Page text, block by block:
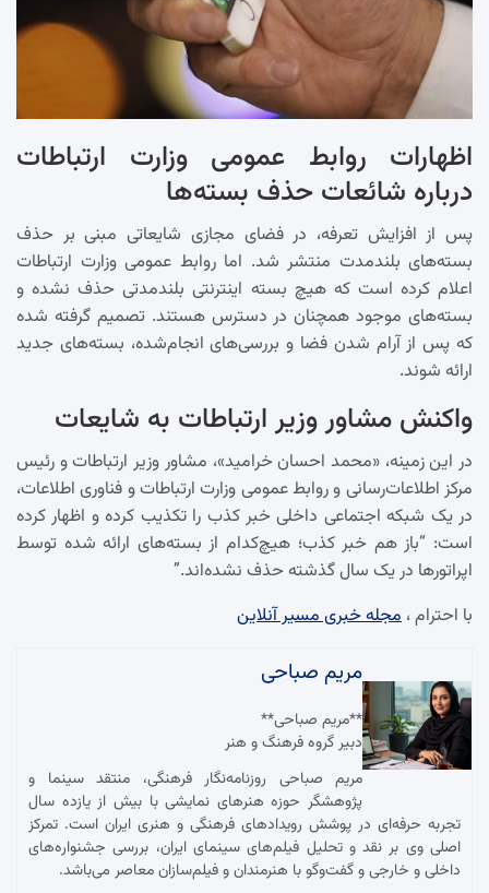
اظهارات روابط عمومی وزارت ارتباطات
درباره شائعات حذف بسته‌ها
پس از افزایش تعرفه، در فضای مجازی شایعاتی مبنی بر حذف
بسته‌های بلندمدت منتشر شد. اما روابط عمومی وزارت ارتباطات
اعلام کرده است که هیچ بسته اینترنتی بلندمدتی حذف نشده و
بسته‌های موجود همچنان در دسترس هستند. تصمیم گرفته شده
که پس از آرام شدن فضا و بررسی‌های انجام‌شده، بسته‌های جدید
ارائه شوند.
واکنش مشاور وزیر ارتباطات به شایعات
در این زمینه، «محمد احسان خرامید»، مشاور وزیر ارتباطات و رئیس
مرکز اطلاعات‌رسانی و روابط عمومی وزارت ارتباطات و فناوری اطلاعات،
در یک شبکه اجتماعی داخلی خبر کذب را تکذیب کرده و اظهار کرده
است: “باز هم خبر کذب؛ هیچ‌کدام از بسته‌های ارائه شده توسط
اپراتورها در یک سال گذشته حذف نشده‌اند.”
با احترام ، مجله خبری مسیر آنلاین
مریم صباحی
**مریم صباحی**
دبیر گروه فرهنگ و هنر
مریم صباحی روزنامه‌نگار فرهنگی، منتقد سینما و
پژوهشگر حوزه هنرهای نمایشی با بیش از یازده سال
تجربه حرفه‌ای در پوشش رویدادهای فرهنگی و هنری ایران است. تمرکز
اصلی وی بر نقد و تحلیل فیلم‌های سینمای ایران، بررسی جشنواره‌های
داخلی و خارجی و گفت‌وگو با هنرمندان و فیلم‌سازان معاصر می‌باشد.